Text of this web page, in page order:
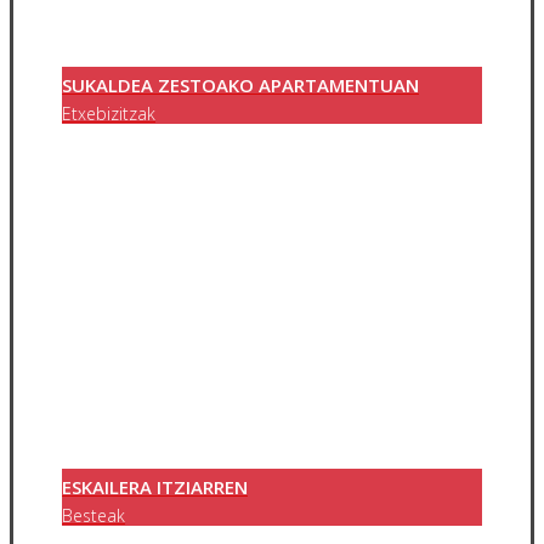
SUKALDEA ZESTOAKO APARTAMENTUAN
Etxebizitzak
ESKAILERA ITZIARREN
Besteak